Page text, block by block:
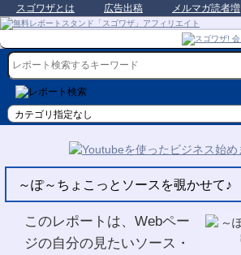
スゴワザとは 広告出稿 メルマガ読者増
～ぽ～ちょこっとソースを覗かせて♪
このレポートは、Webペー
ジの自分の見たいソース・